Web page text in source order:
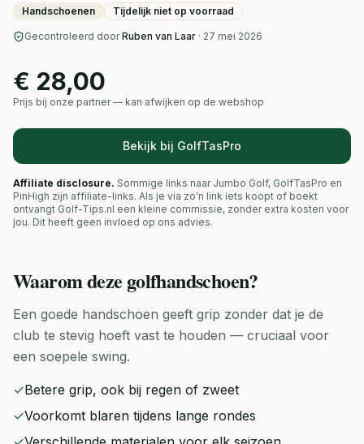
Handschoenen Tijdelijk niet op voorraad
Gecontroleerd door Ruben van Laar · 27 mei 2026
€ 28,00
Prijs bij onze partner — kan afwijken op de webshop
Bekijk bij GolfTasPro
Affiliate disclosure. Sommige links naar Jumbo Golf, GolfTasPro en
PinHigh zijn affiliate-links. Als je via zo'n link iets koopt of boekt
ontvangt Golf-Tips.nl een kleine commissie, zonder extra kosten voor
jou. Dit heeft geen invloed op ons advies.
Waarom deze golfhandschoen?
Een goede handschoen geeft grip zonder dat je de
club te stevig hoeft vast te houden — cruciaal voor
een soepele swing.
✓Betere grip, ook bij regen of zweet
✓Voorkomt blaren tijdens lange rondes